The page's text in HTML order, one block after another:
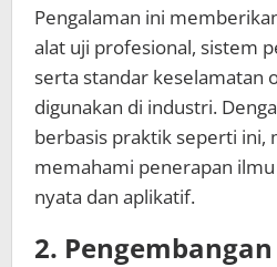
Pengalaman ini
alat uji profesional, sistem
serta standar keselamatan
digunakan di industri.
berbasis praktik seperti ini,
memahami penerapan
nyata dan aplikatif.
2.